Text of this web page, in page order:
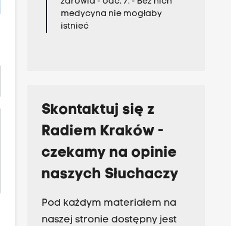
medycyna nie mogłaby
istnieć
Skontaktuj się z
Radiem Kraków -
czekamy na opinie
naszych Słuchaczy
Pod każdym materiałem na
naszej stronie dostępny jest